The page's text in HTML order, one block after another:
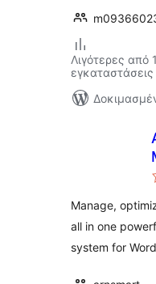
Λιγότερες από
εγκαταστάσεις
Manage,
all in one
system for